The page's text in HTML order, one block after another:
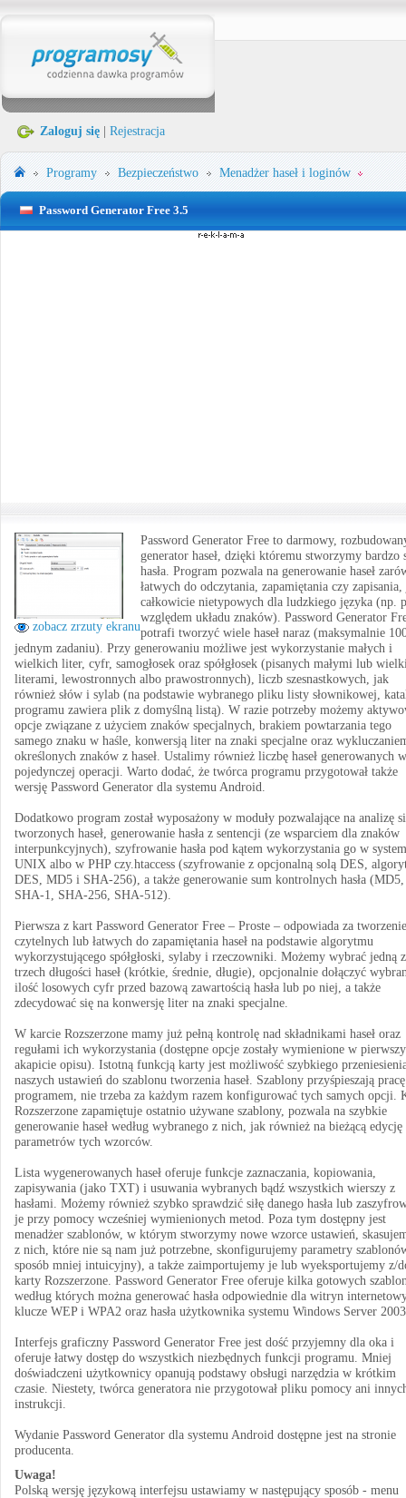
Zaloguj się Rejestracja
Programy Bezpieczeństwo Menadżer haseł i loginów
Password Generator Free 3.5
zobacz zrzuty ekranu
Password Generator Free to darmowy,
generator haseł, dzięki któremu stworzymy bardzo
hasła. Program pozwala na generowanie haseł
łatwych do odczytania, zapamiętania czy
całkowicie nietypowych dla ludzkiego języka (np.
względem układu znaków). Password Generator
potrafi tworzyć wiele haseł naraz (maksymalnie
jednym zadaniu). Przy generowaniu możliwe jest wykorzystanie małych i
wielkich liter, cyfr, samogłosek oraz spółgłosek (pisanych małymi lub
literami, lewostronnych albo prawostronnych), liczb szesnastkowych, jak
również słów i sylab (na podstawie wybranego pliku listy słownikowej,
programu zawiera plik z domyślną listą). W razie potrzeby możemy
opcje związane z użyciem znaków specjalnych, brakiem powtarzania tego
samego znaku w haśle, konwersją liter na znaki specjalne oraz
określonych znaków z haseł. Ustalimy również liczbę haseł generowanych w
pojedynczej operacji. Warto dodać, że twórca programu przygotował także
wersję Password Generator dla systemu Android.
Dodatkowo program został wyposażony w moduły pozwalające na analizę
tworzonych haseł, generowanie hasła z sentencji (ze wsparciem dla znaków
interpunkcyjnych), szyfrowanie hasła pod kątem wykorzystania go w
UNIX albo w PHP czy.htaccess (szyfrowanie z opcjonalną solą DES,
DES, MD5 i SHA-256), a także generowanie sum kontrolnych hasła (MD5,
SHA-1, SHA-256, SHA-512).
Pierwsza z kart Password Generator Free – Proste – odpowiada za tworzenie
czytelnych lub łatwych do zapamiętania haseł na podstawie algorytmu
wykorzystującego spółgłoski, sylaby i rzeczowniki. Możemy wybrać jedną z
trzech długości haseł (krótkie, średnie, długie), opcjonalnie dołączyć
ilość losowych cyfr przed bazową zawartością hasła lub po niej, a także
zdecydować się na konwersję liter na znaki specjalne.
W karcie Rozszerzone mamy już pełną kontrolę nad składnikami haseł oraz
regułami ich wykorzystania (dostępne opcje zostały wymienione w
akapicie opisu). Istotną funkcją karty jest możliwość szybkiego
naszych ustawień do szablonu tworzenia haseł. Szablony przyśpieszają
programem, nie trzeba za każdym razem konfigurować tych samych opcji.
Rozszerzone zapamiętuje ostatnio używane szablony, pozwala na szybkie
generowanie haseł według wybranego z nich, jak również na bieżącą edycję
parametrów tych wzorców.
Lista wygenerowanych haseł oferuje funkcje zaznaczania, kopiowania,
zapisywania (jako TXT) i usuwania wybranych bądź wszystkich wierszy z
hasłami. Możemy również szybko sprawdzić siłę danego hasła lub
je przy pomocy wcześniej wymienionych metod. Poza tym dostępny jest
menadżer szablonów, w którym stworzymy nowe wzorce ustawień,
z nich, które nie są nam już potrzebne, skonfigurujemy parametry
sposób mniej intuicyjny), a także zaimportujemy je lub wyeksportujemy z/
karty Rozszerzone. Password Generator Free oferuje kilka gotowych
według których można generować hasła odpowiednie dla witryn
klucze WEP i WPA2 oraz hasła użytkownika systemu Windows Server
Interfejs graficzny Password Generator Free jest dość przyjemny dla oka i
oferuje łatwy dostęp do wszystkich niezbędnych funkcji programu. Mniej
doświadczeni użytkownicy opanują podstawy obsługi narzędzia w krótkim
czasie. Niestety, twórca generatora nie przygotował pliku pomocy ani
instrukcji.
Wydanie Password Generator dla systemu Android dostępne jest na stronie
producenta.
Uwaga!
Polską wersję językową interfejsu ustawiamy w następujący sposób - menu